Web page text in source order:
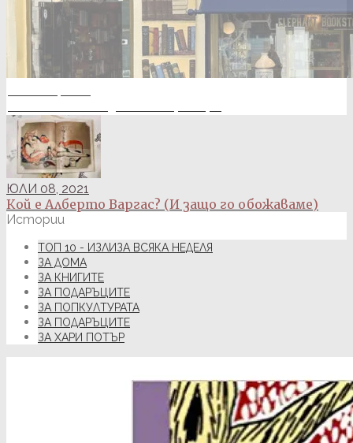
ЮЛИ 08, 2021
Кой е Алберто Варгас? (И защо го обожаваме)
Истории
ТОП 10 - ИЗЛИЗА ВСЯКА НЕДЕЛЯ
ЗА ДОМА
ЗА КНИГИТЕ
ЗА ПОДАРЪЦИТЕ
ЗА ПОПКУЛТУРАТА
ЗА ПОДАРЪЦИТЕ
ЗА ХАРИ ПОТЪР